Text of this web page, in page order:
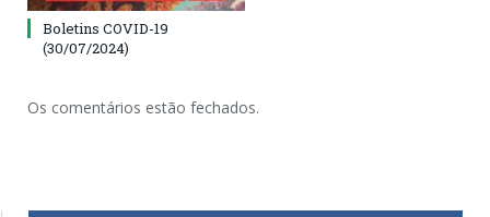
Boletins COVID-19
(30/07/2024)
Os comentários estão fechados.